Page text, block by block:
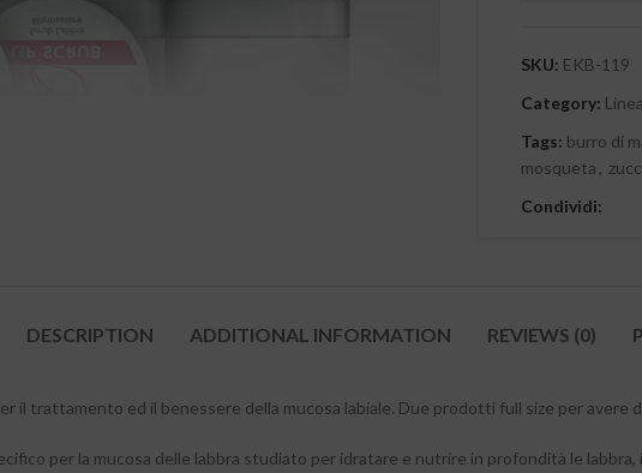
SKU: EKB-119
Category:
Tags: burro di
mosqueta ,
Condividi:
DESCRIPTION ADDITIONAL INFORMATION REVIEWS (0)
il trattamento ed il benessere della mucosa labiale. Due prodotti full size per avere
per la mucosa delle labbra studiato per idratare e nutrire in profondità le